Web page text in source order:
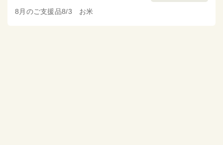
8月のご支援品8/3 お米